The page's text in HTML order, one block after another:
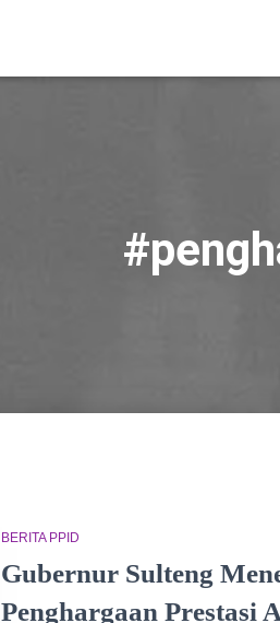
BERITA PPID
Gubernur Sulteng
Penghargaan Prestasi